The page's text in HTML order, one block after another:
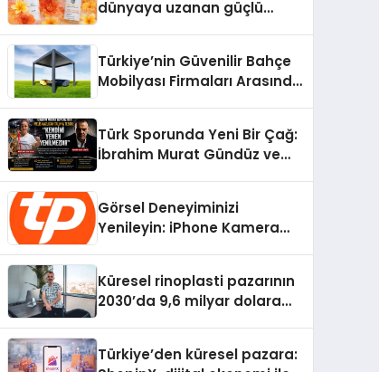
dünyaya uzanan güçlü
Türkiye’nin Güvenilir Bahçe
Mobilyası Firmaları Arasında
Türk Sporunda Yeni Bir Çağ:
İbrahim Murat Gündüz ve
Görsel Deneyiminizi
Yenileyin: iPhone Kamera
Küresel rinoplasti pazarının
2030’da 9,6 milyar dolara
Türkiye’den küresel pazara: